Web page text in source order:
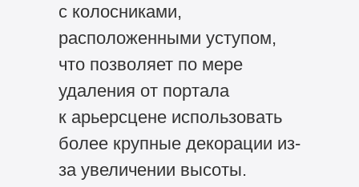
с колосниками,
расположенными уступом,
что позволяет по мере
удаления от портала
к арьерсцене использовать
более крупные декорации из-
за увеличении высоты.